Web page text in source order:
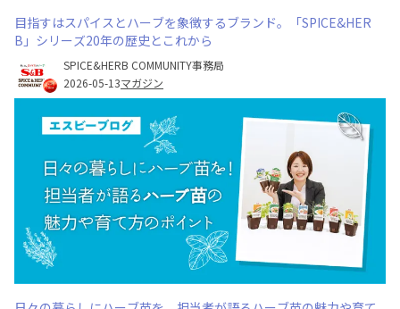
目指すはスパイスとハーブを象徴するブランド。「SPICE&HER
B」シリーズ20年の歴史とこれから
SPICE&HERB COMMUNITY事務局
2026-05-13マガジン